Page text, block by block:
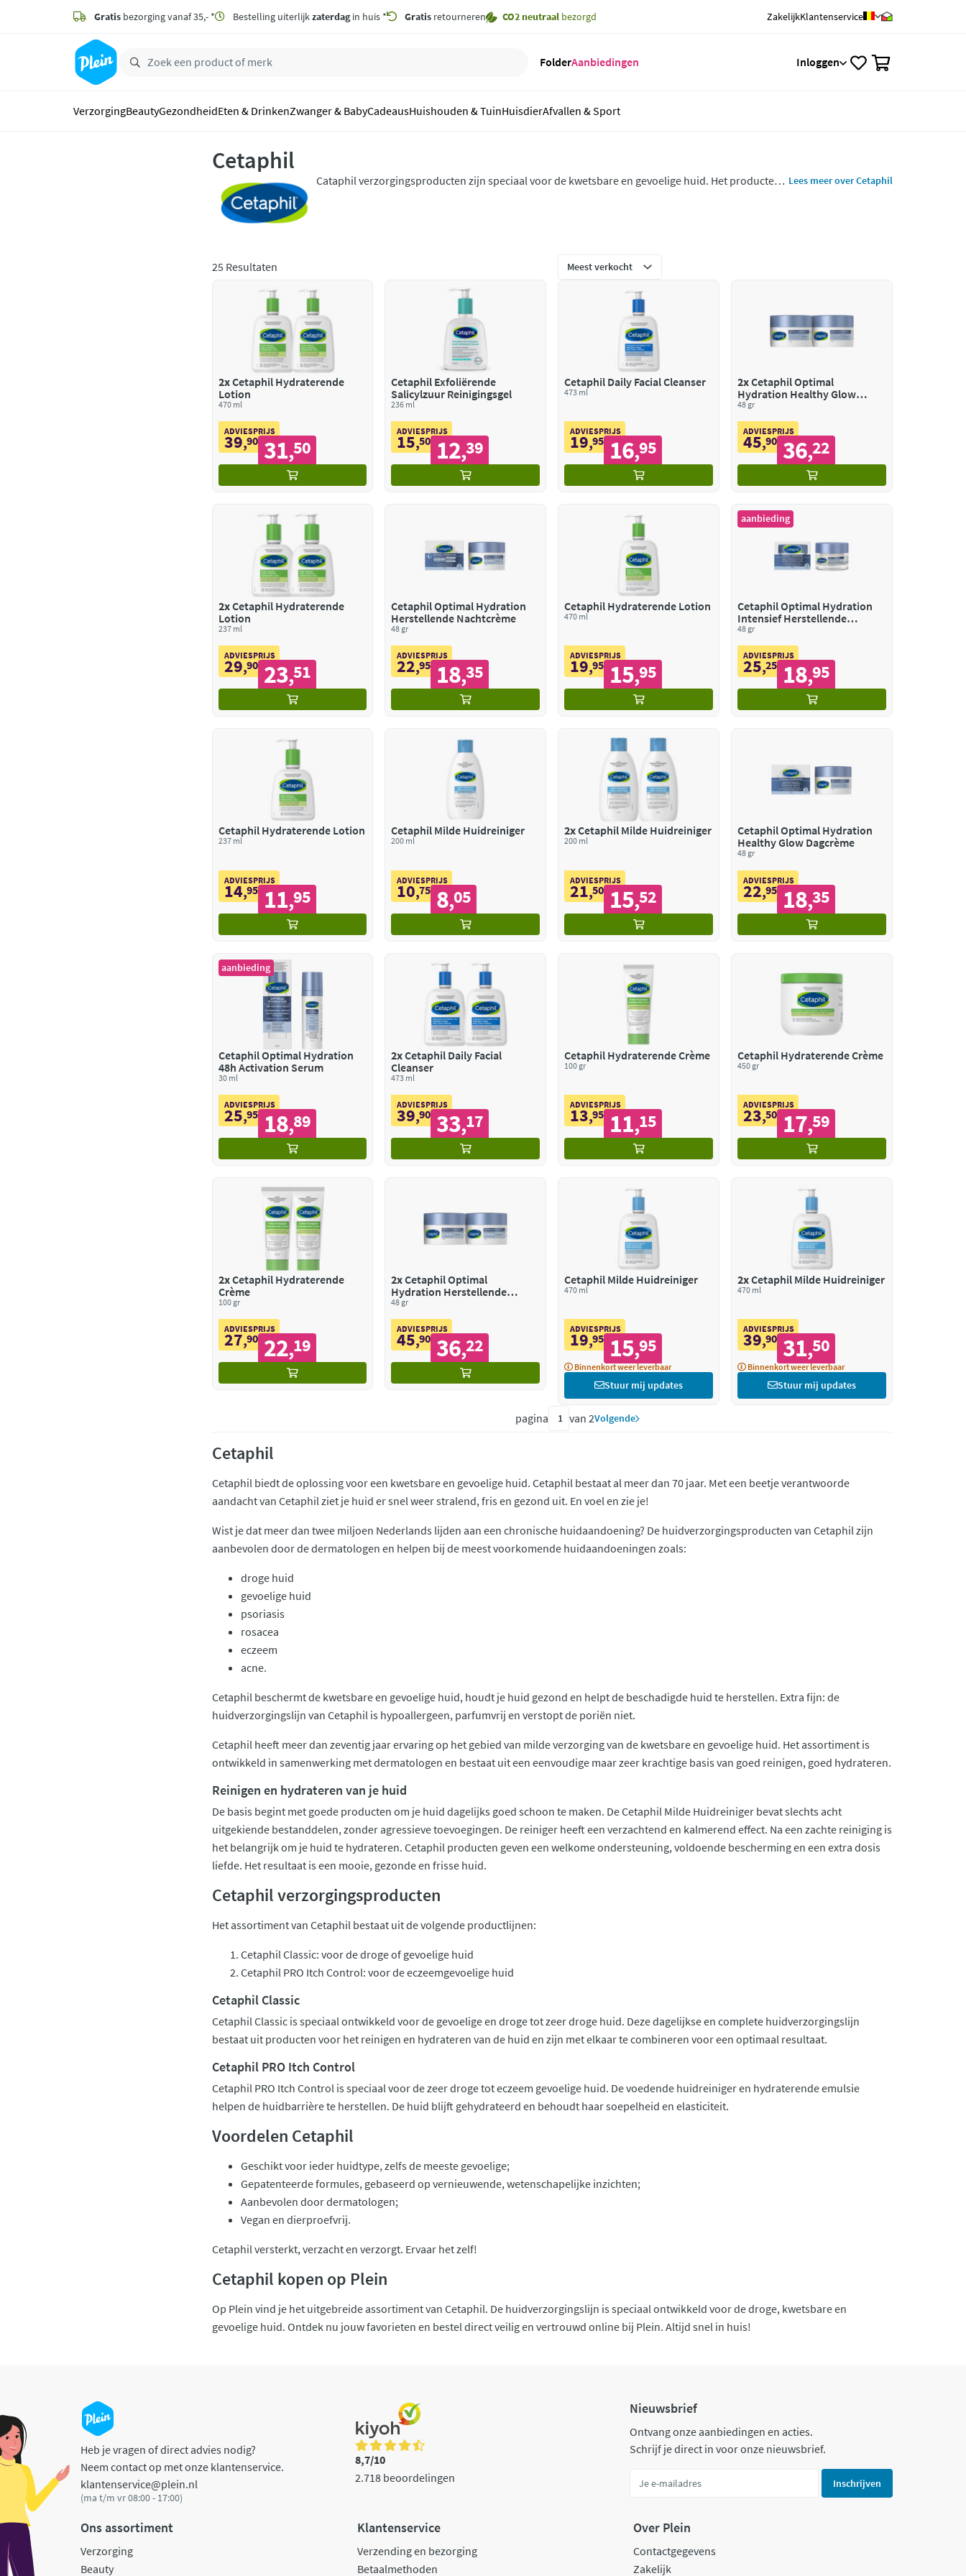
zoeken
hoofdinhoud
Gratis bezorging vanaf 35,- * Bestelling uiterlijkzaterdagin huis * Gratis retourneren CO2 neutraal bezorgd ZakelijkKlantenservice
FolderAanbiedingen Inloggen
VerzorgingBeautyGezondheidEten & DrinkenZwanger & BabyCadeausHuishouden & TuinHuisdierAfvallen & Sport
Cetaphil
Cataphil verzorgingsproducten zijn speciaal voor de kwetsbare en gevoelige huid. Het producten
Lees meer over Cetaphil
25 Resultaten
2xCetaphil Hydraterende
Lotion
470 ml
ADVIESPRIJS
39,90 31,50
Cetaphil Exfoliërende
Salicylzuur Reinigingsgel
236 ml
ADVIESPRIJS
15,50 12,39
Cetaphil Daily Facial Cleanser
473 ml
ADVIESPRIJS
19,95 16,95
2xCetaphil Optimal
Hydration Healthy Glow
Dagcrème
48 gr
ADVIESPRIJS
45,90 36,22
2xCetaphil Hydraterende
Lotion
237 ml
ADVIESPRIJS
29,90 23,51
Cetaphil Optimal Hydration
Herstellende Nachtcrème
48 gr
ADVIESPRIJS
22,95 18,35
Cetaphil Hydraterende Lotion
470 ml
ADVIESPRIJS
19,95 15,95
aanbieding
Cetaphil Optimal Hydration
Intensief Herstellende
Hydrogel
48 gr
ADVIESPRIJS
25,25 18,95
Cetaphil Hydraterende Lotion
237 ml
ADVIESPRIJS
14,95 11,95
Cetaphil Milde Huidreiniger
200 ml
ADVIESPRIJS
10,75 8,05
2xCetaphil Milde Huidreiniger
200 ml
ADVIESPRIJS
21,50 15,52
Cetaphil Optimal Hydration
Healthy Glow Dagcrème
48 gr
ADVIESPRIJS
22,95 18,35
aanbieding
Cetaphil Optimal Hydration
48h Activation Serum
30 ml
ADVIESPRIJS
25,95 18,89
2xCetaphil Daily Facial
Cleanser
473 ml
ADVIESPRIJS
39,90 33,17
Cetaphil Hydraterende Crème
100 gr
ADVIESPRIJS
13,95 11,15
Cetaphil Hydraterende Crème
450 gr
ADVIESPRIJS
23,50 17,59
2xCetaphil Hydraterende
Crème
100 gr
ADVIESPRIJS
27,90 22,19
2xCetaphil Optimal
Hydration Herstellende
Nachtcrème
48 gr
ADVIESPRIJS
45,90 36,22
Cetaphil Milde Huidreiniger
470 ml
ADVIESPRIJS
19,95 15,95
Binnenkort weer leverbaar
Stuur mij updates
2xCetaphil Milde Huidreiniger
470 ml
ADVIESPRIJS
39,90 31,50
Binnenkort weer leverbaar
Stuur mij updates
pagina van 2Volgende
Cetaphil
Cetaphil biedt de oplossing voor een kwetsbare en gevoelige huid. Cetaphil bestaat al meer dan 70 jaar. Met een beetje verantwoorde
aandacht van Cetaphil ziet je huid er snel weer stralend, fris en gezond uit. En voel en zie je!
Wist je dat meer dan twee miljoen Nederlands lijden aan een chronische huidaandoening? De huidverzorgingsproducten van Cetaphil zijn
aanbevolen door de dermatologen en helpen bij de meest voorkomende huidaandoeningen zoals:
droge huid
gevoelige huid
psoriasis
rosacea
eczeem
acne.
Cetaphil beschermt de kwetsbare en gevoelige huid, houdt je huid gezond en helpt de beschadigde huid te herstellen. Extra fijn: de
huidverzorgingslijn van Cetaphil is hypoallergeen, parfumvrij en verstopt de poriën niet.
Cetaphil heeft meer dan zeventig jaar ervaring op het gebied van milde verzorging van de kwetsbare en gevoelige huid. Het assortiment is
ontwikkeld in samenwerking met dermatologen en bestaat uit een eenvoudige maar zeer krachtige basis van goed reinigen, goed hydrateren.
Reinigen en hydrateren van je huid
De basis begint met goede producten om je huid dagelijks goed schoon te maken. De Cetaphil Milde Huidreiniger bevat slechts acht
uitgekiende bestanddelen, zonder agressieve toevoegingen. De reiniger heeft een verzachtend en kalmerend effect. Na een zachte reiniging is
het belangrijk om je huid te hydrateren. Cetaphil producten geven een welkome ondersteuning, voldoende bescherming en een extra dosis
liefde. Het resultaat is een mooie, gezonde en frisse huid.
Cetaphil verzorgingsproducten
Het assortiment van Cetaphil bestaat uit de volgende productlijnen:
Cetaphil Classic: voor de droge of gevoelige huid
Cetaphil PRO Itch Control: voor de eczeemgevoelige huid
Cetaphil Classic
Cetaphil Classic is speciaal ontwikkeld voor de gevoelige en droge tot zeer droge huid. Deze dagelijkse en complete huidverzorgingslijn
bestaat uit producten voor het reinigen en hydrateren van de huid en zijn met elkaar te combineren voor een optimaal resultaat.
Cetaphil PRO Itch Control
Cetaphil PRO Itch Control is speciaal voor de zeer droge tot eczeem gevoelige huid. De voedende huidreiniger en hydraterende emulsie
helpen de huidbarrière te herstellen. De huid blijft gehydrateerd en behoudt haar soepelheid en elasticiteit.
Voordelen Cetaphil
Geschikt voor ieder huidtype, zelfs de meeste gevoelige;
Gepatenteerde formules, gebaseerd op vernieuwende, wetenschapelijke inzichten;
Aanbevolen door dermatologen;
Vegan en dierproefvrij.
Cetaphil versterkt, verzacht en verzorgt. Ervaar het zelf!
Cetaphil kopen op Plein
Op Plein vind je het uitgebreide assortiment van Cetaphil. De huidverzorgingslijn is speciaal ontwikkeld voor de droge, kwetsbare en
gevoelige huid. Ontdek nu jouw favorieten en bestel direct veilig en vertrouwd online bij Plein. Altijd snel in huis!
Heb je vragen of direct advies nodig?
Neem contact op met onze klantenservice.
klantenservice@plein.nl
(ma t/m vr 08:00 - 17:00)
8,7/10
2.718 beoordelingen
Nieuwsbrief
Ontvang onze aanbiedingen en acties.
Schrijf je direct in voor onze nieuwsbrief.
Inschrijven
Ons assortiment
Verzorging
Beauty
Klantenservice
Verzending en bezorging
Betaalmethoden
Over Plein
Contactgegevens
Zakelijk